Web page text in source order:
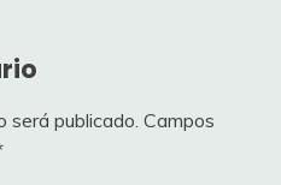
será publicado. Campos